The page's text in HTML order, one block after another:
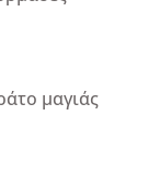
μαγιάς